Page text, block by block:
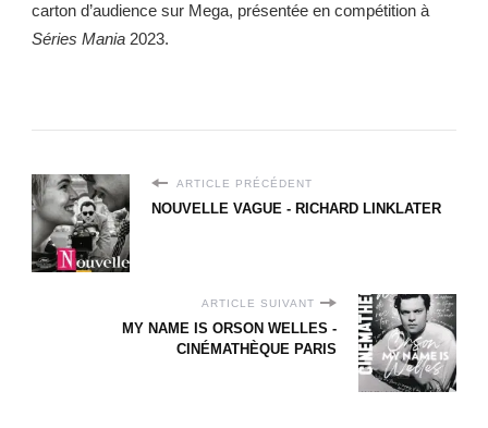
carton d’audience sur Mega, présentée en compétition à
Séries Mania 2023.
ARTICLE PRÉCÉDENT
NOUVELLE VAGUE - RICHARD LINKLATER
ARTICLE SUIVANT
MY NAME IS ORSON WELLES -
CINÉMATHÈQUE PARIS